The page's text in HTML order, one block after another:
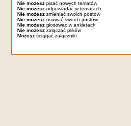
Nie możeszpisać nowych tematów
Nie możeszodpowiadać w tematach
Nie możeszzmieniać swoich postów
Nie możeszusuwać swoich postów
Nie możeszgłosować w ankietach
Nie możeszzałączać plików
Możeszściągać załączniki